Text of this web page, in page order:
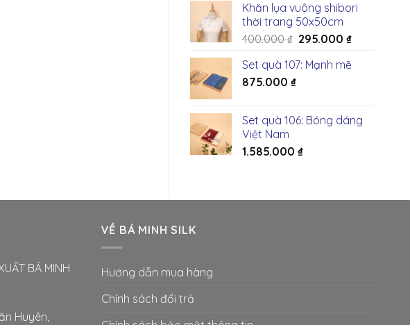
Khăn lụa vuông shibori
thời trang 50x50cm
400.000₫ Giá
là:
295.000 ₫Giá
tại
Set quà 107: Mạnh mẽ
875.000 ₫
Set quà 106: Bóng dáng
Việt Nam
1.585.000 ₫
BÁ MINH
Huyên,
VỀ BÁ MINH SILK
Hướng dẫn mua hàng
Chính sách đổi trả